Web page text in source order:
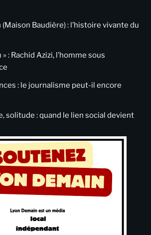
Baudière) : l’histoire vivante du
: Rachid Azizi, l’homme sous
: le journalisme peut-il encore
solitude : quand le lien social devient